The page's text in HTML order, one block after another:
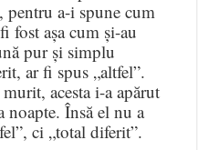
a-i spune cum
fost așa cum și-au
pur și simplu
ar fi spus „altfel”.
acesta i-a apărut
noapte.Însă el nu a
ci „total diferit”.